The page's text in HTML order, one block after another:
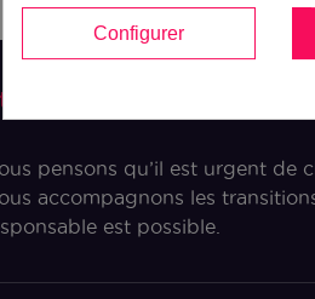
du Bocage
pensons qu’il est urgent de
accompagnons les
est possible.
Configurer